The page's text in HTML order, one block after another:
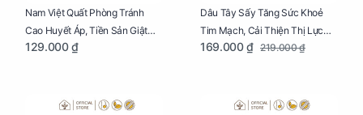
Nam Việt Quất Phòng Tránh
Cao Huyết Áp, Tiền Sản Giật
Cho Mẹ Bầu Túi 250g
129.000 ₫
Dâu Tây Sấy Tăng Sức Khoẻ
Tim Mạch, Cải Thiện Thị Lực
Cho Mẹ Bầu Túi 250g
169.000 ₫ 219.000 ₫